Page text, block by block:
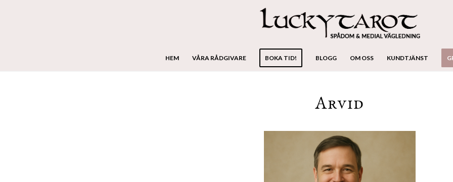
HEM VÅRA RÅDGIVARE BOKA TID! BLOGG OM OSS KUNDTJÄNST
Arvid